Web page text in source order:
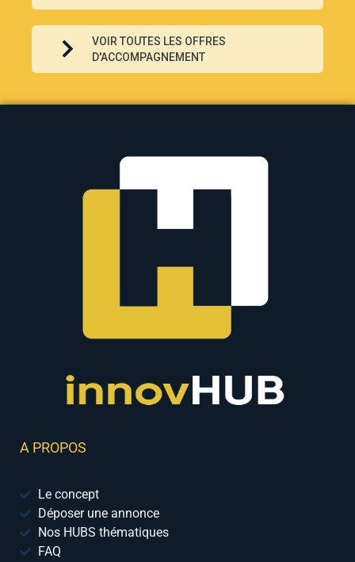
VOIR TOUTES LES OFFRES
D'ACCOMPAGNEMENT
A PROPOS
Le concept
Déposer une annonce
Nos HUBS thématiques
FAQ